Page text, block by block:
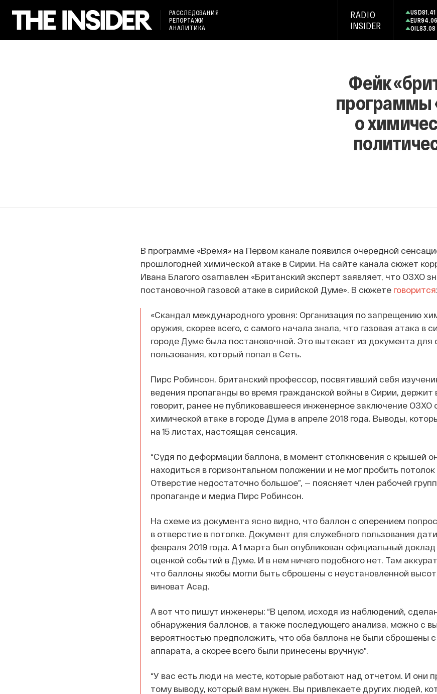
РАССЛЕДОВАНИЯ
РЕПОРТАЖИ
АНАЛИТИКА
RADIO
INSIDER
USD81.41
EUR94.06
OIL83.08
Фейк
программы
о
В программе «Время» на Первом канале появился очередной
прошлогодней химической атаке в Сирии. На сайте канала сюжет
Ивана Благого озаглавлен «Британский эксперт заявляет, что ОЗХО
постановочной газовой атаке в сирийской Думе». В сюжете говорится:
«Скандал международного уровня: Организация по запрещению
оружия, скорее всего, с самого начала знала, что газовая атака в
городе Думе была постановочной. Это вытекает из документа для
пользования, который попал в Сеть.
Пирс Робинсон, британский профессор, посвятивший себя
ведения пропаганды во время гражданской войны в Сирии, держит
говорит, ранее не публиковавшееся инженерное заключение ОЗХО
химической атаке в городе Дума в апреле 2018 года. Выводы,
на 15 листах, настоящая сенсация.
“Судя по деформации баллона, в момент столкновения с крышей
находиться в горизонтальном положении и не мог пробить потолок
Отверстие недостаточно большое”, — поясняет член рабочей
пропаганде и медиа Пирс Робинсон.
На схеме из документа ясно видно, что баллон с оперением
в отверстие в потолке. Документ для служебного пользования
февраля 2019 года. А 1 марта был опубликован официальный
оценкой событий в Думе. И в нем ничего подобного нет. Там
что баллоны якобы могли быть сброшены с неустановленной
виноват Асад.
А вот что пишут инженеры: “В целом, исходя из наблюдений,
обнаружения баллонов, а также последующего анализа, можно с
вероятностью предположить, что оба баллона не были сброшены с
аппарата, а скорее всего были принесены вручную”.
“У вас есть люди на месте, которые работают над отчетом. И они
тому выводу, который вам нужен. Вы привлекаете других людей,